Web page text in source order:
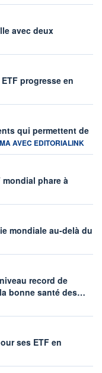
avec deux
par
progresse en
qui permettent de
par
AVEC EDITORIALINK
mondial phare à
mondiale au-delà du
record de
bonne santé des…
ses ETF en